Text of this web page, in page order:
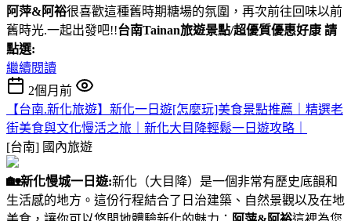
阿萍&阿裕很喜歡這種舊時期糖場的氛圍，再次前往回味以前
舊時光.一起出發吧!!台南Tainan旅遊景點/超優質優惠好康 請
點選:
繼續閱讀
2個月前
【台南.新化旅遊】新化一日遊[怎麼玩]美食景點推薦｜精選老
街美食與文化慢活之旅｜新化大目降輕鬆一日遊攻略｜
[台南] 國內旅遊
🏡新化慢城一日遊:新化（大目降）是一個非常有歷史底韻和
生活感的地方。這份行程結合了日治建築、自然景觀以及在地